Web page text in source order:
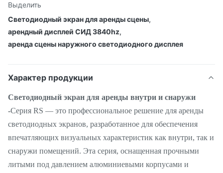
Выделить
Светодиодный экран для аренды сцены,
арендный дисплей СИД 3840hz,
аренда сцены наружного светодиодного дисплея
Характер продукции
Светодиодный экран для аренды внутри и снаружи
-Серия RS — это профессиональное решение для аренды
светодиодных экранов, разработанное для обеспечения
впечатляющих визуальных характеристик как внутри, так и
снаружи помещений. Эта серия, оснащенная прочными
литыми под давлением алюминиевыми корпусами и